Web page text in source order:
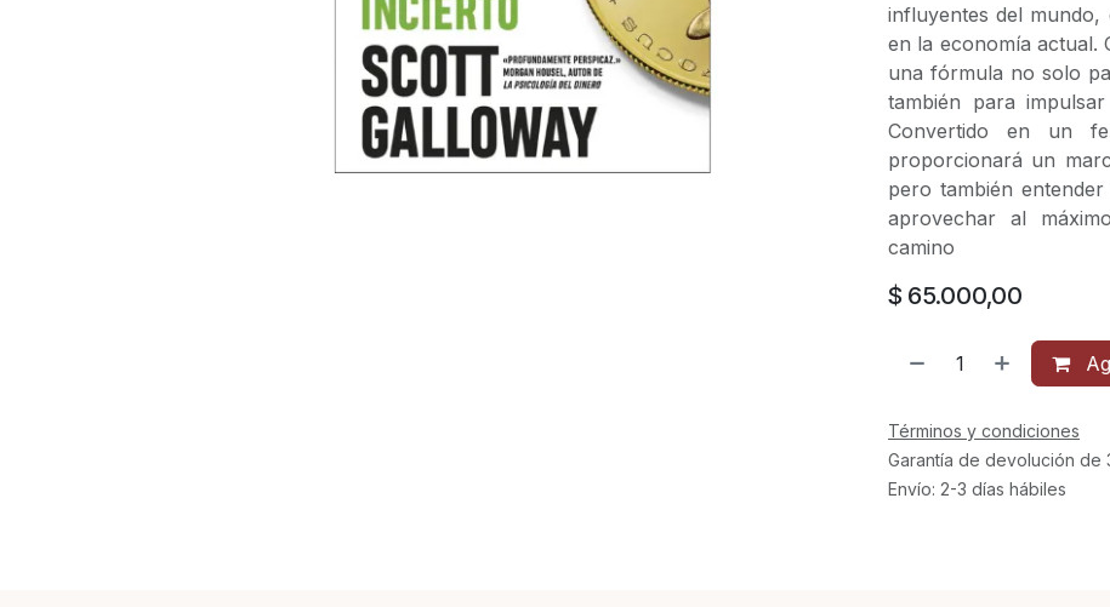
influyentes del mundo,
en la economía actual.
una fórmula no solo
también para
Convertido en un
proporcionará un
pero también
aprovechar al
camino
$ 65.000,00
Términos y condiciones
Garantía de devolución de
Envío: 2-3 días hábiles